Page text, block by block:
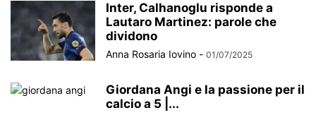
Inter, Calhanoglu risponde a
Lautaro Martinez: parole che
dividono
Anna Rosaria Iovino - 01/07/2025
Giordana Angi e la passione per il
calcio a 5 |...